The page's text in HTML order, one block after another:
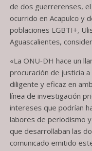
de dos guerrerenses,
ocurrido en Acapulco y
poblaciones LGBTI+,
Aguascalientes,
«La ONU-DH hace un
procuración de justicia
diligente y eficaz en
línea de investigación
intereses que podrían
labores de periodismo
que desarrollaban las
comunicado emitido